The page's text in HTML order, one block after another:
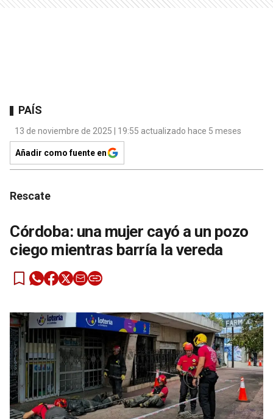
PAÍS
13 de noviembre de 2025 | 19:55 actualizado hace 5 meses
Añadir como fuente en
Rescate
Córdoba: una mujer cayó a un pozo
ciego mientras barría la vereda